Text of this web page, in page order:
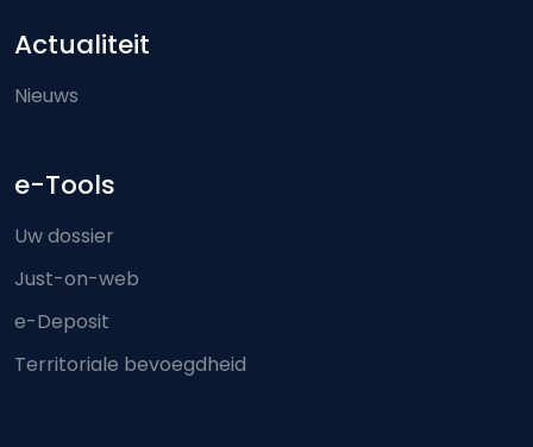
Actualiteit
Nieuws
e-Tools
Uw dossier
Just-on-web
e-Deposit
Territoriale bevoegdheid